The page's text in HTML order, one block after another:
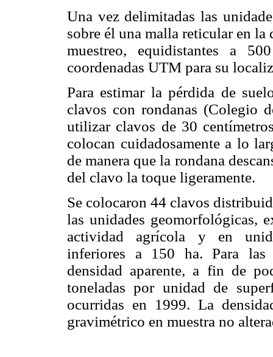
Una vez delimitadas las
sobre él una malla reticular en la
muestreo, equidistantes a
coordenadas UTM para su
Para estimar la pérdida de
clavos con rondanas (Colegio
utilizar clavos de 30
colocan cuidadosamente a lo
de manera que la rondana
del clavo la toque ligeramente.
Se colocaron 44 clavos
las unidades geomorfológicas,
actividad agrícola y en
inferiores a 150 ha. Para las
densidad aparente, a fin de
toneladas por unidad de
ocurridas en 1999. La
gravimétrico en muestra no